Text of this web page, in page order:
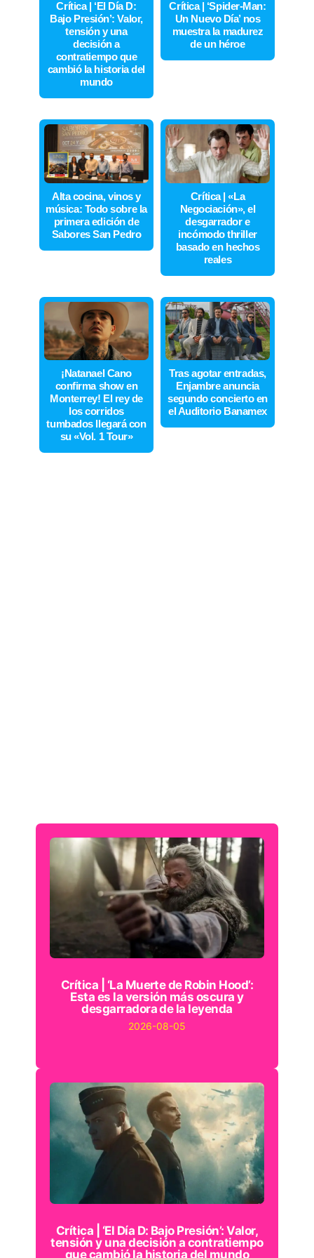
Crítica | ‘El Día D:
Bajo Presión’: Valor,
tensión y una
decisión a
contratiempo que
cambió la historia del
mundo
Crítica | ‘Spider-Man:
Un Nuevo Día’ nos
muestra la madurez
de un héroe
Alta cocina, vinos y
música: Todo sobre la
primera edición de
Sabores San Pedro
Crítica | «La
Negociación», el
desgarrador e
incómodo thriller
basado en hechos
reales
¡Natanael Cano
confirma show en
Monterrey! El rey de
los corridos
tumbados llegará con
su «Vol. 1 Tour»
Tras agotar entradas,
Enjambre anuncia
segundo concierto en
el Auditorio Banamex
Crítica | ‘La Muerte de Robin Hood’:
Esta es la versión más oscura y
desgarradora de la leyenda
2026-08-05
Crítica | ‘El Día D: Bajo Presión’: Valor,
tensión y una decisión a contratiempo
que cambió la historia del mundo